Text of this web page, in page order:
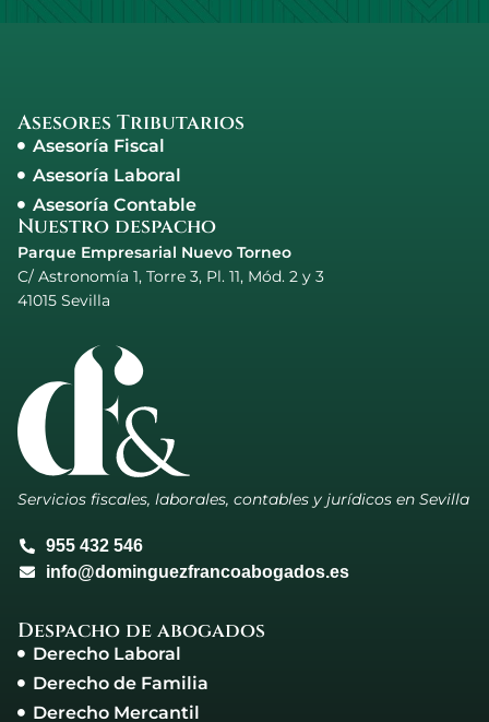
Asesores Tributarios
Asesoría Fiscal
Asesoría Laboral
Asesoría Contable
Nuestro despacho
Parque Empresarial Nuevo Torneo
C/ Astronomía 1, Torre 3, Pl. 11, Mód. 2 y 3
41015 Sevilla
Servicios fiscales, laborales, contables y jurídicos en Sevilla
955 432 546
info@dominguezfrancoabogados.es
Despacho de abogados
Derecho Laboral
Derecho de Familia
Derecho Mercantil